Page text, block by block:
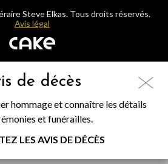
Steve Elkas. Tous droits réservés.
Avis légal
de décès
hommage et connaître les détails
et funérailles.
LES AVIS DE DÉCÈS